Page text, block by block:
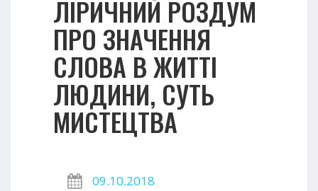
ЛІРИЧНИЙ РОЗДУМ
ПРО ЗНАЧЕННЯ
СЛОВА В ЖИТТІ
ЛЮДИНИ, СУТЬ
МИСТЕЦТВА
09.10.2018